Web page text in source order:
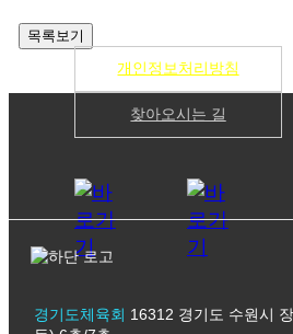
개인정보처리방침
찾아오시는 길
경기도체육회 16312 경기도 수원시